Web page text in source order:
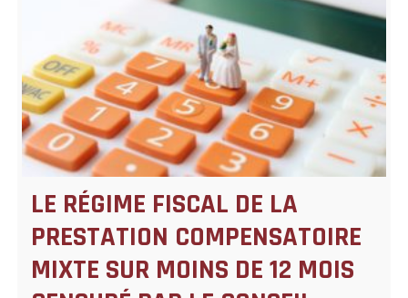
LE RÉGIME FISCAL DE LA
PRESTATION COMPENSATOIRE
MIXTE SUR MOINS DE 12 MOIS